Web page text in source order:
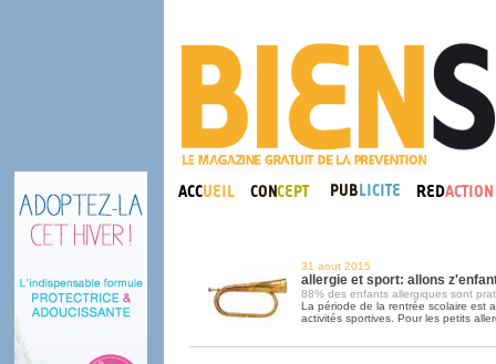
31 aout 2015
allergie et sport: allons
88% des enfants allergiques sont
La période de la rentrée scolaire est
activités sportives. Pour les petits